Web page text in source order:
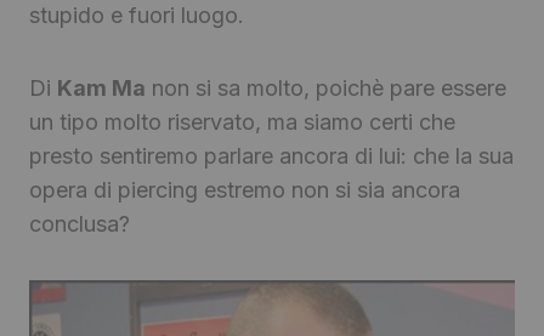
stupido e fuori luogo.
Di Kam Ma non si sa molto, poichè pare essere
un tipo molto riservato, ma siamo certi che
presto sentiremo parlare ancora di lui: che la sua
opera di piercing estremo non si sia ancora
conclusa?